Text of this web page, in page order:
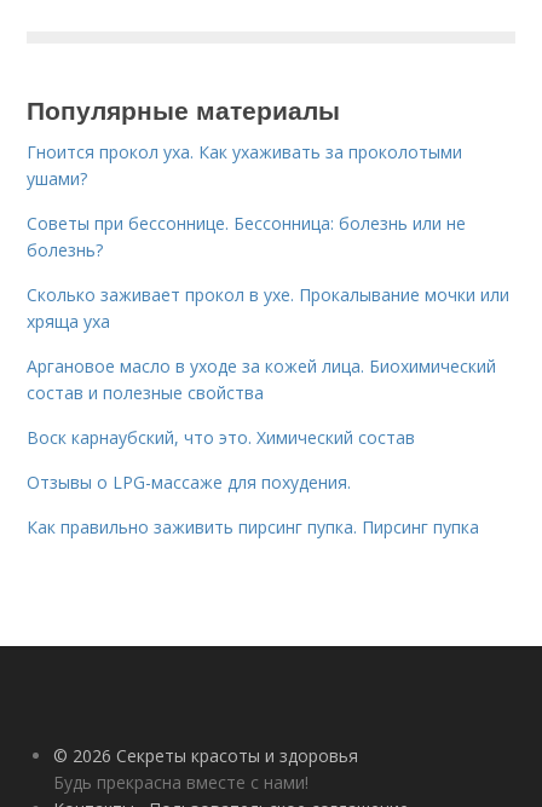
Популярные материалы
Гноится прокол уха. Как ухаживать за проколотыми
ушами?
Советы при бессоннице. Бессонница: болезнь или не
болезнь?
Сколько заживает прокол в ухе. Прокалывание мочки или
хряща уха
Аргановое масло в уходе за кожей лица. Биохимический
состав и полезные свойства
Воск карнаубский, что это. Химический состав
Отзывы о LPG-массаже для похудения.
Как правильно заживить пирсинг пупка. Пирсинг пупка
© 2026 Секреты красоты и здоровья
Будь прекрасна вместе с нами!